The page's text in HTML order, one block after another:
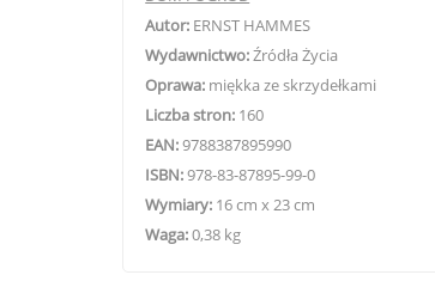
Autor: ERNST HAMMES
Wydawnictwo:Źródła Życia
Oprawa: miękka ze skrzydełkami
Liczba stron: 160
EAN:9788387895990
ISBN:978-83-87895-99-0
Wymiary: 16cm x 23 cm
Waga:0,38 kg